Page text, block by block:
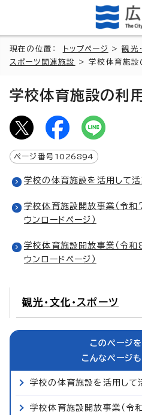
現在の位置： トップページ >観光
スポーツ関連施設
> 学校体育施設
学校体育施設の利用
ページ番号 1026894
学校の体育施設を活用して活
学校体育施設開放事業（令
ウンロードページ）
学校体育施設開放事業（令
ウンロードページ）
観光・文化・スポーツ
このページ
こんなページ
学校の体育施設を活用して
学校体育施設開放事業（令